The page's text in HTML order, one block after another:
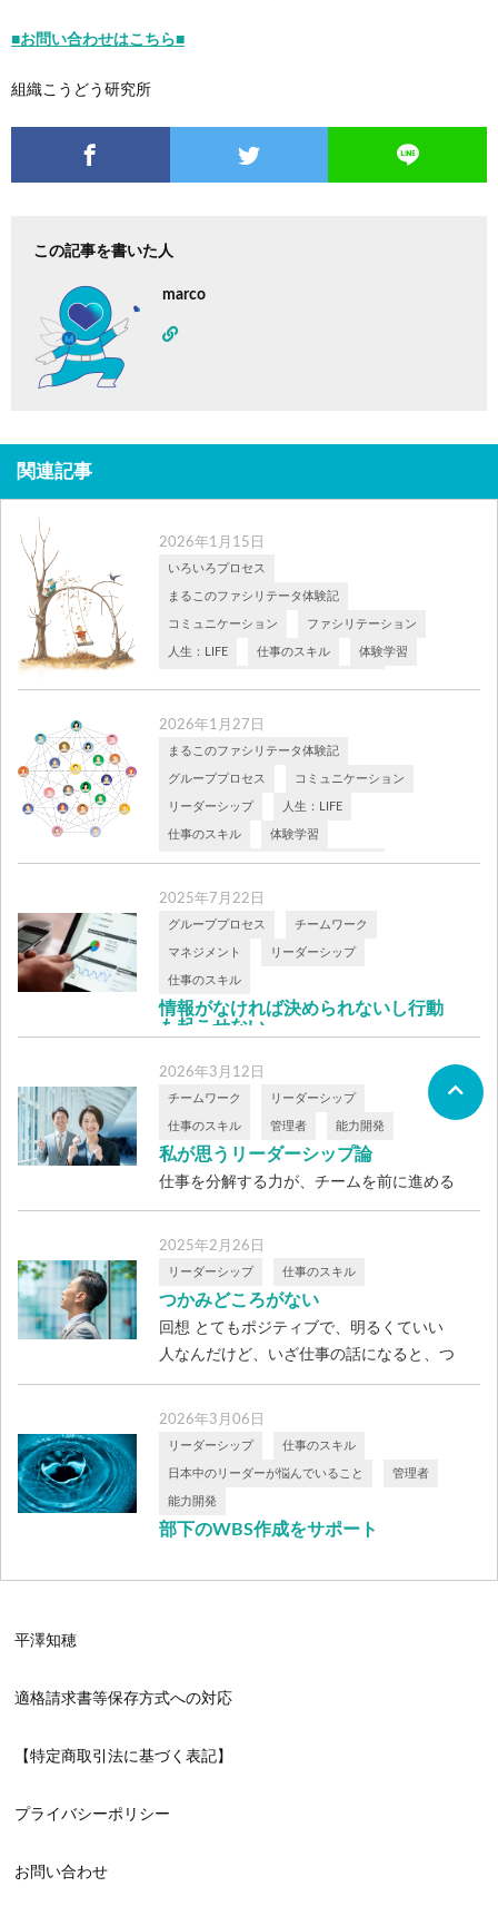
■お問い合わせはこちら■
組織こうどう研究所
この記事を書いた人
marco
関連記事
2026年1月15日
いろいろプロセス
まるこのファシリテータ体験記
コミュニケーション ファシリテーション
人生：LIFE 仕事のスキル 体験学習
なぜ「正論」は部下のやる気を削ぐ
のか
PM理論の深層② 触媒としてのM 前回は、
私が良かれと思って振りかざしていた「計
[…]
2026年1月27日
まるこのファシリテータ体験記
グループプロセス コミュニケーション
リーダーシップ 人生：LIFE
仕事のスキル 体験学習
成人発達理論と体験学習ラボラトリー
能力開発
心理的安全性の作り方
〜「理屈」を許容する土壌〜 「リーダー
が『聴く』ようになり、『問いかけ』を始
めた […]
2025年7月22日
グループプロセス チームワーク
マネジメント リーダーシップ
仕事のスキル
情報がなければ決められないし行動
も起こせない
「どうしようかな…」「まだ決めきれない
な」 […]
2026年3月12日
チームワーク リーダーシップ
仕事のスキル 管理者 能力開発
私が思うリーダーシップ論
仕事を分解する力が、チームを前に進める
リーダーシップという言葉を聞くと、「人
2025年2月26日
リーダーシップ 仕事のスキル
つかみどころがない
回想 とてもポジティブで、明るくていい
人なんだけど、いざ仕事の話になると、つ
かみ […]
2026年3月06日
リーダーシップ 仕事のスキル
日本中のリーダーが悩んでいること 管理者
能力開発
部下のWBS作成をサポート
援 前回のコラムでは、管理者自身がWBS
平澤知穂
適格請求書等保存方式への対応
【特定商取引法に基づく表記】
プライバシーポリシー
お問い合わせ